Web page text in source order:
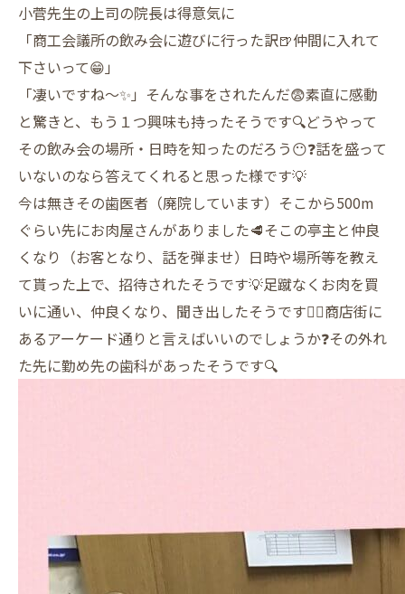
小菅先生の上司の院長は得意気に
「商工会議所の飲み会に遊びに行った訳🍺仲間に入れて
下さいって😁」
「凄いですね〜✨」そんな事をされたんだ😨素直に感動
と驚きと、もう１つ興味も持ったそうです🔍どうやって
その飲み会の場所・日時を知ったのだろう😶❓話を盛って
いないのなら答えてくれると思った様です💡
今は無きその歯医者（廃院しています）そこから500m
ぐらい先にお肉屋さんがありました🥩そこの亭主と仲良
くなり（お客となり、話を弾ませ）日時や場所等を教え
て貰った上で、招待されたそうです💡足蹴なくお肉を買
いに通い、仲良くなり、聞き出したそうです👂🏼商店街に
あるアーケード通りと言えばいいのでしょうか❓その外れ
た先に勤め先の歯科があったそうです🔍